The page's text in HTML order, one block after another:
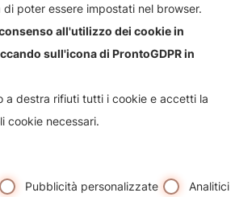
informazioni sul nostro negozio e i
premura risponderti più
poter essere impostati nel browser.
all'utilizzo dei cookie in
sull'icona di ProntoGDPR in
a destra rifiuti tutti i cookie e accetti la
cookie necessari.
Pubblicità personalizzate Analitici